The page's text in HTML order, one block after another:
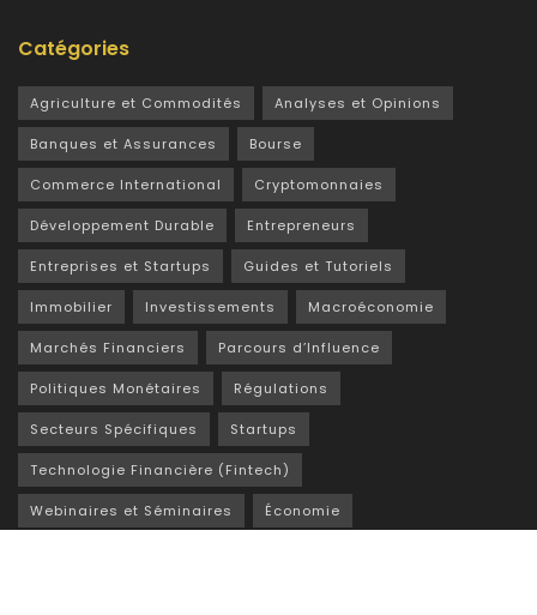
Catégories
Agriculture et Commodités Analyses et Opinions
Banques et Assurances Bourse
Commerce International Cryptomonnaies
Développement Durable Entrepreneurs
Entreprises et Startups Guides et Tutoriels
Immobilier Investissements Macroéconomie
Marchés Financiers Parcours d’Influence
Politiques Monétaires Régulations
Secteurs Spécifiques Startups
Technologie Financière (Fintech)
Webinaires et Séminaires Économie